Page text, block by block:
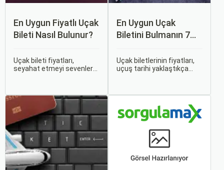
En Uygun Fiyatlı Uçak
Bileti Nasıl Bulunur?
Uçak bileti fiyatları,
seyahat etmeyi sevenler
araştırma ile uygun fiyatlı
uçak bileti bulmak
mümkündür.
En Uygun Uçak
Biletini Bulmanın 7
Uçak biletlerinin fiyatları,
uçuş tarihi yaklaştıkça
yollarından biridir.